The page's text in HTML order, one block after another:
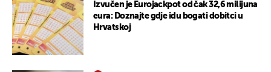
Izvučen je Eurojackpot od čak 32,6 milijuna
eura: Doznajte gdje idu bogati dobitci u
Hrvatskoj